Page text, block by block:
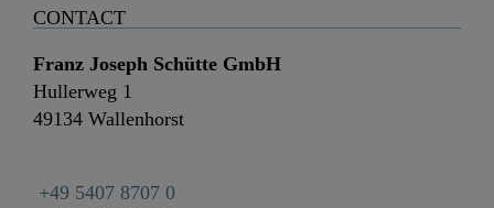
CONTACT
Franz Joseph Schütte GmbH
Hullerweg 1
49134 Wallenhorst
+49 5407 8707 0